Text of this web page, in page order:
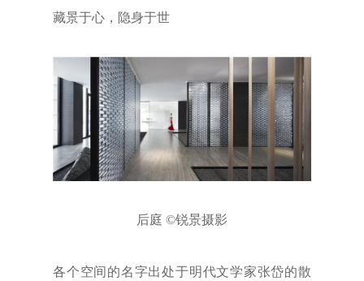
藏景于心，隐身于世
后庭 ©锐景摄影
各个空间的名字出处于明代文学家张岱的散